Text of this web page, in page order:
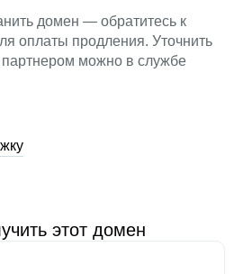
домен — обратитесь к
оплаты продления. Уточнить
партнером можно в службе
этот домен